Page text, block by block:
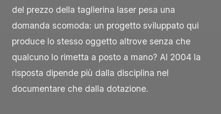
del prezzo della taglierina laser pesa una
domanda scomoda: un progetto sviluppato qui
produce lo stesso oggetto altrove senza che
qualcuno lo rimetta a posto a mano? Al 2004 la
risposta dipende più dalla disciplina nel
documentare che dalla dotazione.